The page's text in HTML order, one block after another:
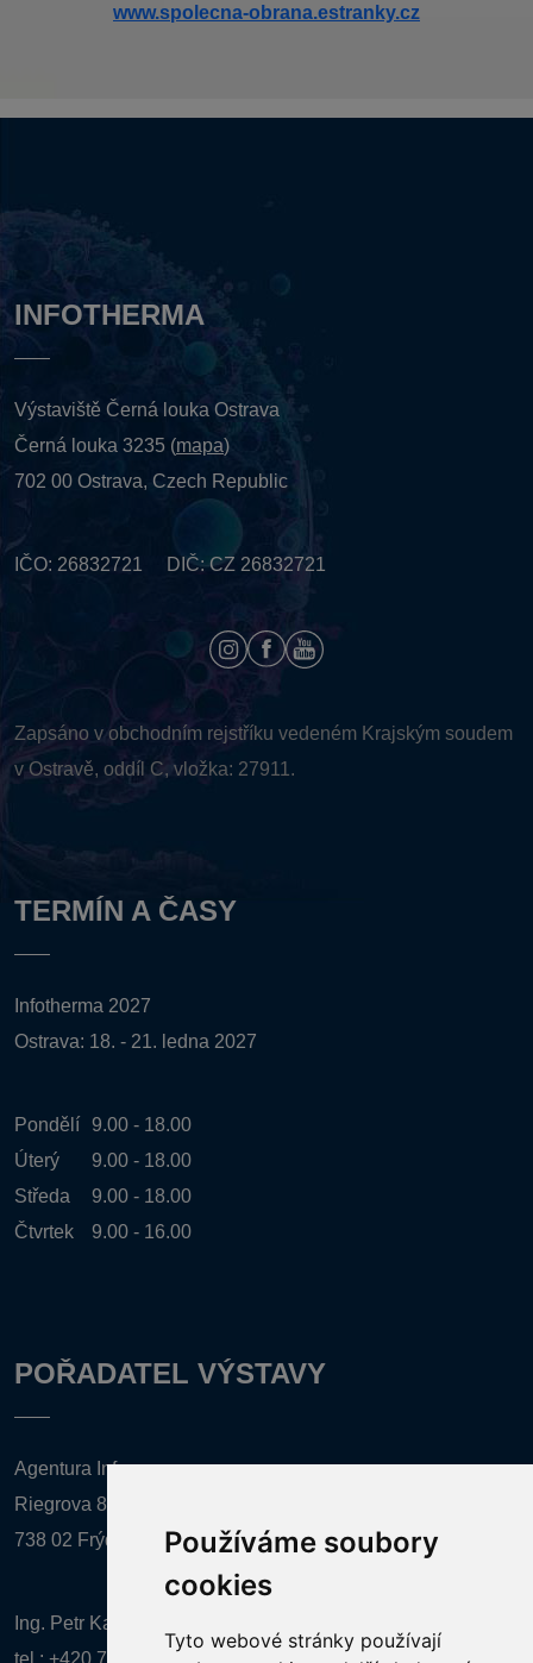
Používáme soubory
cookies
Tyto webové stránky používají
www.spolecna-obrana.estranky.cz
INFOTHERMA
Výstaviště Černá louka Ostrava
Černá louka 3235 (mapa)
702 00 Ostrava, Czech Republic
IČO: 26832721 DIČ: CZ 26832721
Zapsáno v obchodním rejstříku vedeném Krajským soudem
v Ostravě, oddíl C, vložka: 27911.
TERMÍN A ČASY
Infotherma 2027
Ostrava: 18. - 21. ledna 2027
Pondělí
9.00 - 18.00
Úterý
9.00 - 18.00
Středa
9.00 - 18.00
Čtvrtek
9.00 - 16.00
POŘADATEL VÝSTAVY
Agentura Inforpres, s.r.o.
Riegrova 857
738 02 Frýdek-Místek
Ing. Petr Kalenda,
tel.: +420 777 080 867 (EN comunication)